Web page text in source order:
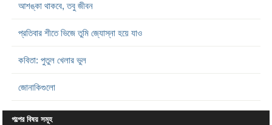
আশঙ্কা থাকবে, তবু জীবন
প্রতিবার শীতে ভিজে তুমি জ্যোস্না হয়ে যাও
কবিতা: পুতুল খেলার ভুল
জোনাকিগুলো
গল্পের বিষয় সমূহ